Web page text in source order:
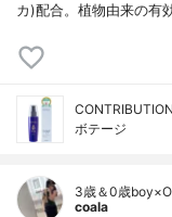
カ)配合。植物由来の有
ボテージ
3歳＆0歳
coala